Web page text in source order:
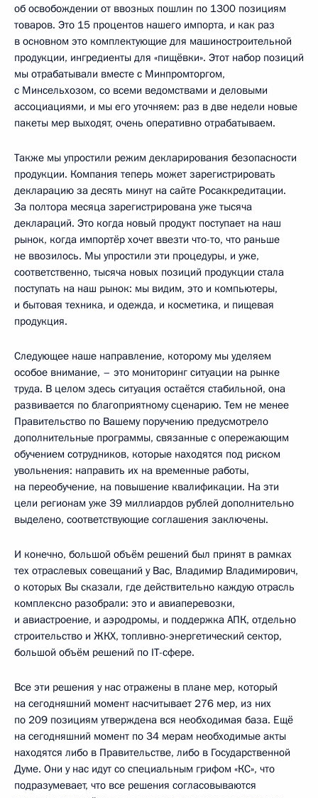
об освобождении от ввозных пошлин по 1300 позициям
товаров. Это 15 процентов нашего импорта, и как раз
в основном это комплектующие для машиностроительной
продукции, ингредиенты для «пищёвки». Этот набор позиций
мы отрабатывали вместе с Минпромторгом,
с Минсельхозом, со всеми ведомствами и деловыми
ассоциациями, и мы его уточняем: раз в две недели новые
пакеты мер выходят, очень оперативно отрабатываем.
Также мы упростили режим декларирования безопасности
продукции. Компания теперь может зарегистрировать
декларацию за десять минут на сайте Росаккредитации.
За полтора месяца зарегистрирована уже тысяча
деклараций. Это когда новый продукт поступает на наш
рынок, когда импортёр хочет ввезти что-то, что раньше
не ввозилось. Мы упростили эти процедуры, и уже,
соответственно, тысяча новых позиций продукции стала
поступать на наш рынок: мы видим, это и компьютеры,
и бытовая техника, и одежда, и косметика, и пищевая
продукция.
Следующее наше направление, которому мы уделяем
особое внимание, – это мониторинг ситуации на рынке
труда. В целом здесь ситуация остаётся стабильной, она
развивается по благоприятному сценарию. Тем не менее
Правительство по Вашему поручению предусмотрело
дополнительные программы, связанные с опережающим
обучением сотрудников, которые находятся под риском
увольнения: направить их на временные работы,
на переобучение, на повышение квалификации. На эти
цели регионам уже 39 миллиардов рублей дополнительно
выделено, соответствующие соглашения заключены.
И конечно, большой объём решений был принят в рамках
тех отраслевых совещаний у Вас, Владимир Владимирович,
о которых Вы сказали, где действительно каждую отрасль
комплексно разобрали: это и авиаперевозки,
и авиастроение, и аэродромы, и поддержка АПК, отдельно
строительство и ЖКХ, топливно-энергетический сектор,
большой объём решений по IT-сфере.
Все эти решения у нас отражены в плане мер, который
на сегодняшний момент насчитывает 276 мер, из них
по 209 позициям утверждена вся необходимая база. Ещё
на сегодняшний момент по 34 мерам необходимые акты
находятся либо в Правительстве, либо в Государственной
Думе. Они у нас идут со специальным грифом «КС», что
подразумевает, что все решения согласовываются